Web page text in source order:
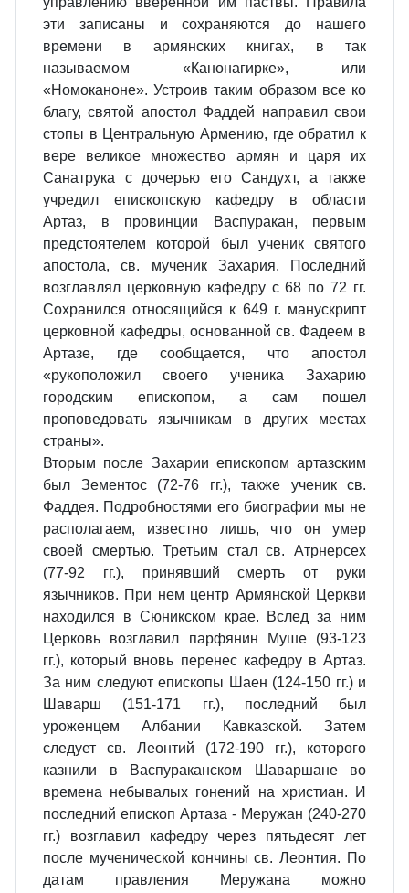
эти записаны и сохраняются до нашего
времени в армянских книгах, в так
называемом «Канонагирке», или
«Номоканоне». Устроив таким образом все ко
благу, святой апостол Фаддей направил свои
стопы в Центральную Армению, где обратил к
вере великое множество армян и царя их
Санатрука с дочерью его Сандухт, а также
учредил епископскую кафедру в области
Артаз, в провинции Васпуракан, первым
предстоятелем которой был ученик святого
апостола, св. мученик Захария. Последний
возглавлял церковную кафедру с 68 по 72 гг.
Сохранился относящийся к 649 г. манускрипт
церковной кафедры, основанной св. Фадеем в
Артазе, где сообщается, что апостол
«рукоположил своего ученика Захарию
городским епископом, а сам пошел
проповедовать язычникам в других местах
страны».
Вторым после Захарии епископом артазским
был Зементос (72-76 гг.), также ученик св.
Фаддея. Подробностями его биографии мы не
располагаем, известно лишь, что он умер
своей смертью. Третьим стал св. Атрнерсех
(77-92 гг.), принявший смерть от руки
язычников. При нем центр Армянской Церкви
находился в Сюникском крае. Вслед за ним
Церковь возглавил парфянин Муше (93-123
гг.), который вновь перенес кафедру в Артаз.
За ним следуют епископы Шаен (124-150 гг.) и
Шаварш (151-171 гг.), последний был
уроженцем Албании Кавказской. Затем
следует св. Леонтий (172-190 гг.), которого
казнили в Васпураканском Шаваршане во
времена небывалых гонений на христиан. И
последний епископ Артаза - Меружан (240-270
гг.) возглавил кафедру через пятьдесят лет
после мученической кончины св. Леонтия. По
датам правления Меружана можно